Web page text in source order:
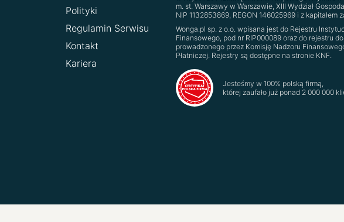
Polityki
Regulamin Serwisu
Kontakt
Kariera
m. st. Warszawy w Warszawie, XIII Wydział
NIP 11‍32‍85‍38‍69, REGON 14‍60‍25‍96‍9 i z kapitałem
Wonga.pl sp. z o.o. wpisana jest do Rejestru
Finansowego, pod nr RIP000089 oraz do rejestru
prowadzonego przez Komisję Nadzoru
Płatniczej. Rejestry są dostępne na stronie KNF.
Jesteśmy w 100% polską firmą,
której zaufało już ponad 2 000 000